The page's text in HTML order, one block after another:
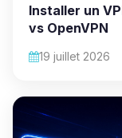
Installer un
vs OpenVPN
19 juillet 2026